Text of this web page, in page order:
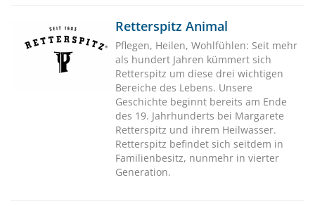
Retterspitz Animal
Pflegen, Heilen, Wohlfühlen: Seit mehr
als hundert Jahren kümmert sich
Retterspitz um diese drei wichtigen
Bereiche des Lebens. Unsere
Geschichte beginnt bereits am Ende
des 19. Jahrhunderts bei Margarete
Retterspitz und ihrem Heilwasser.
Retterspitz befindet sich seitdem in
Familienbesitz, nunmehr in vierter
Generation.